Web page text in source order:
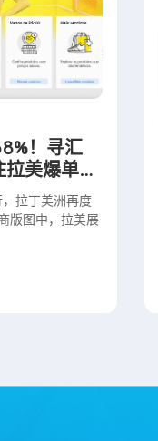
！寻汇
美爆单红
拉丁美洲再度
版图中，拉美展